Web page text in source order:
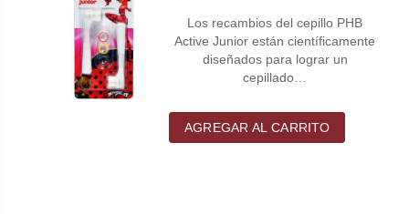
Los recambios del cepillo PHB
Active Junior están científicamente
diseñados para lograr un
cepillado…
AGREGAR AL CARRITO